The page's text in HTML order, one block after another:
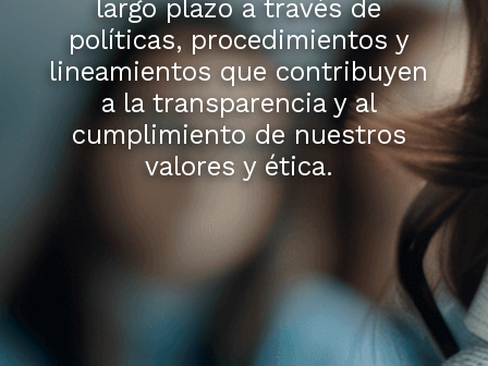
largo plazo a través de
políticas, procedimientos y
lineamientos que contribuyen
a la transparencia y al
cumplimiento de nuestros
valores y ética.